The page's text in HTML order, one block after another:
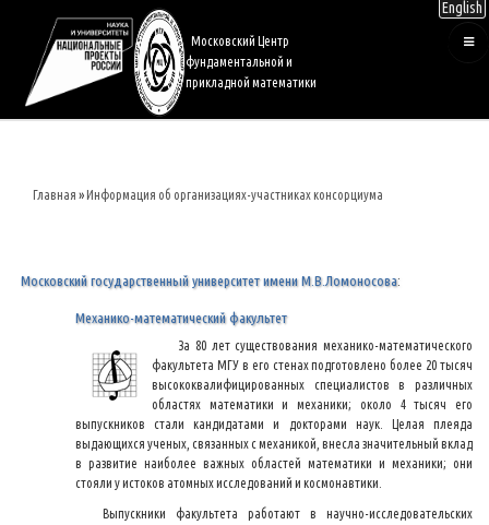
основному
содержанию
Московский Центр
фундаментальной и
прикладной математики
English
Главная Информация об организациях-участниках консорциума
Московский государственный университет имени М.В.Ломоносова:
Механико-математический факультет
За 80 лет существования механико-математического
факультета МГУ в его стенах подготовлено более 20 тысяч
высококвалифицированных специалистов в различных
областях математики и механики; около 4 тысяч его
выпускников стали кандидатами и докторами наук. Целая плеяда
выдающихся ученых, связанных с механикой, внесла значительный вклад
в развитие наиболее важных областей математики и механики; они
стояли у истоков атомных исследований и космонавтики.
Выпускники факультета работают в научно-исследовательских